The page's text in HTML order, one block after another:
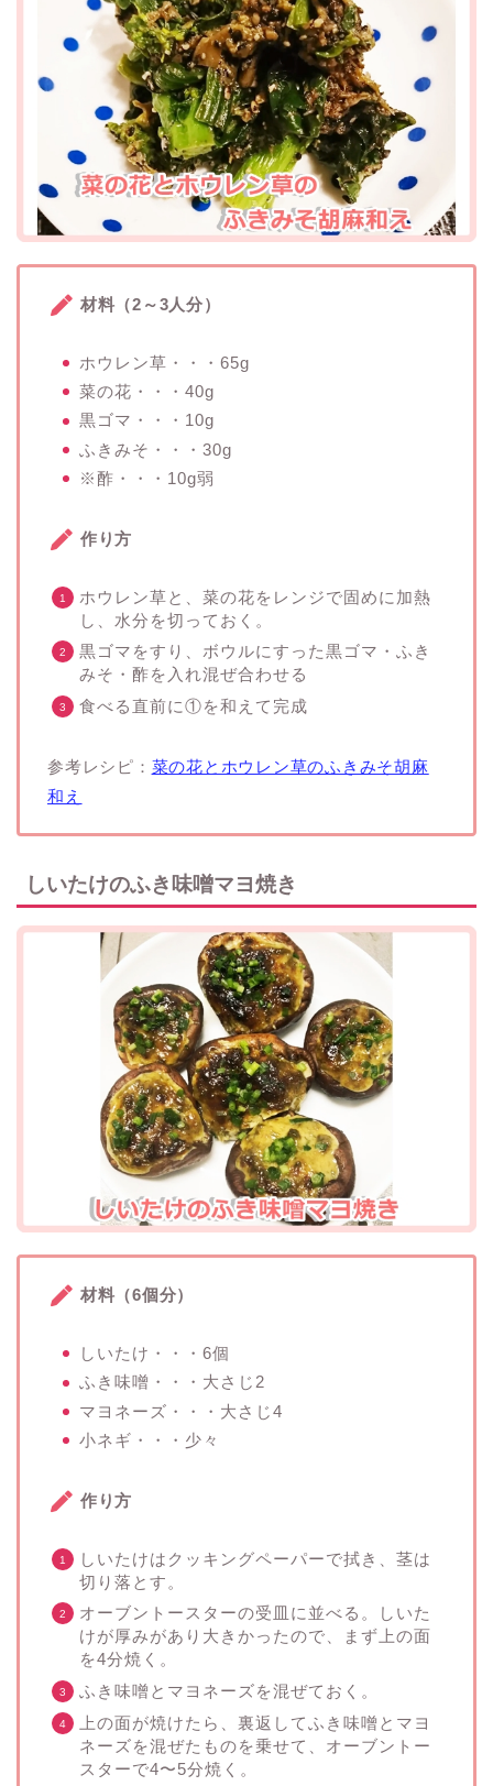
材料（2～3人分）
ホウレン草・・・65g
菜の花・・・40g
黒ゴマ・・・10g
ふきみそ・・・30g
※酢・・・10g弱
作り方
ホウレン草と、菜の花をレンジで固めに加熱
し、水分を切っておく。
黒ゴマをすり、ボウルにすった黒ゴマ・ふき
みそ・酢を入れ混ぜ合わせる
食べる直前に①を和えて完成
参考レシピ： 菜の花とホウレン草のふきみそ胡麻
和え
しいたけのふき味噌マヨ焼き
材料（6個分）
しいたけ・・・6個
ふき味噌・・・大さじ2
マヨネーズ・・・大さじ4
小ネギ・・・少々
作り方
しいたけはクッキングペーパーで拭き、茎は
切り落とす。
オーブントースターの受皿に並べる。しいた
けが厚みがあり大きかったので、まず上の面
を4分焼く。
ふき味噌とマヨネーズを混ぜておく。
上の面が焼けたら、裏返してふき味噌とマヨ
ネーズを混ぜたものを乗せて、オーブントー
スターで4〜5分焼く。